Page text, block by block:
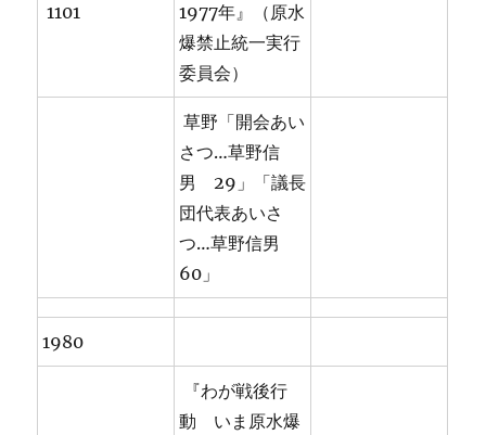
1101
1977年』（原水
爆禁止統一実行
委員会）
草野「開会あい
さつ…草野信
男 29」「議長
団代表あいさ
つ…草野信男
60」
1980
『わが戦後行
動 いま原水爆